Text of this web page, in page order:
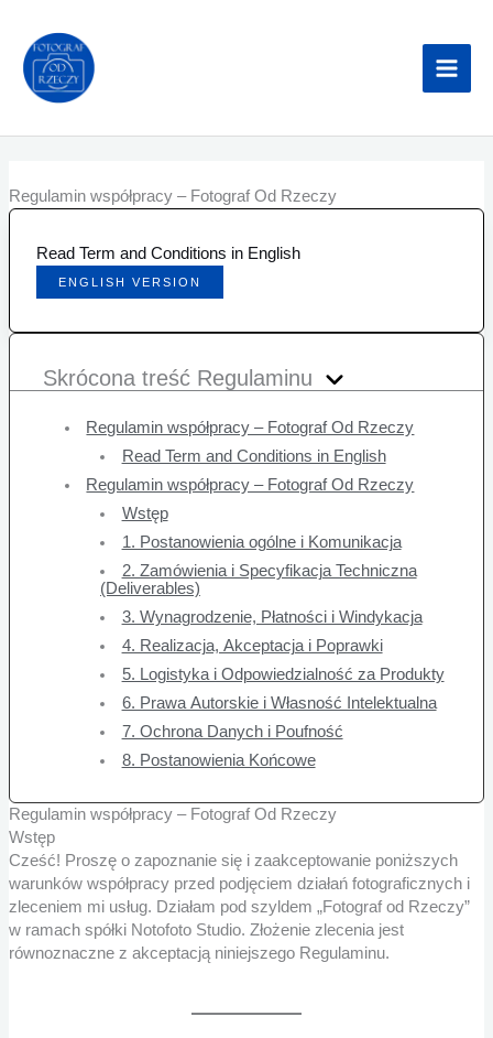
treści
Regulamin współpracy – Fotograf Od Rzeczy
Read Term and Conditions in English
ENGLISH VERSION
Skrócona treść Regulaminu
Regulamin współpracy – Fotograf Od Rzeczy
Read Term and Conditions in English
Regulamin współpracy – Fotograf Od Rzeczy
Wstęp
1. Postanowienia ogólne i Komunikacja
2. Zamówienia i Specyfikacja Techniczna
(Deliverables)
3. Wynagrodzenie, Płatności i Windykacja
4. Realizacja, Akceptacja i Poprawki
5. Logistyka i Odpowiedzialność za Produkty
6. Prawa Autorskie i Własność Intelektualna
7. Ochrona Danych i Poufność
8. Postanowienia Końcowe
Regulamin współpracy – Fotograf Od Rzeczy
Wstęp
Cześć! Proszę o zapoznanie się i zaakceptowanie poniższych
warunków współpracy przed podjęciem działań fotograficznych i
zleceniem mi usług. Działam pod szyldem „Fotograf od Rzeczy”
w ramach spółki Notofoto Studio. Złożenie zlecenia jest
równoznaczne z akceptacją niniejszego Regulaminu.